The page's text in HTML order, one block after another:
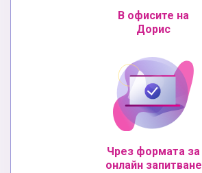
В офисите на
Дорис
Чрез формата за
онлайн запитване